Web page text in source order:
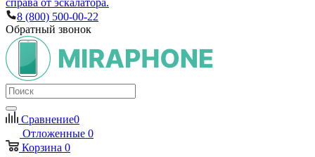
справа от эскалатора.
8 (800) 500-00-22
Обратный звонок
Сравнение0
Отложенные 0
Корзина 0